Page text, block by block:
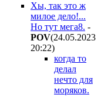
Хы, так это ж
милое дело!...
Но тут мега8. -
POV(24.05.2023
20:22)
когда то
делал
нечто для
моряков.